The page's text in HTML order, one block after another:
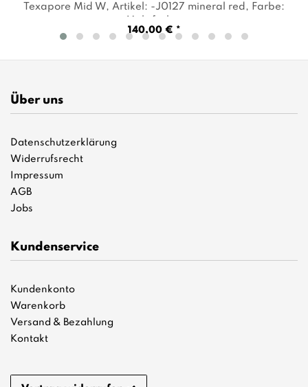
Texapore Mid W, Artikel: -J0127 mineral red , Farbe:
Mehrfarbig
140,00 € *
Über uns
Datenschutzerklärung
Widerrufsrecht
Impressum
AGB
Jobs
Kundenservice
Kundenkonto
Warenkorb
Versand & Bezahlung
Kontakt